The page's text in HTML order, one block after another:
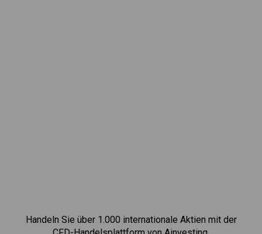
Handeln Sie über 1.000 internationale Aktien mit der